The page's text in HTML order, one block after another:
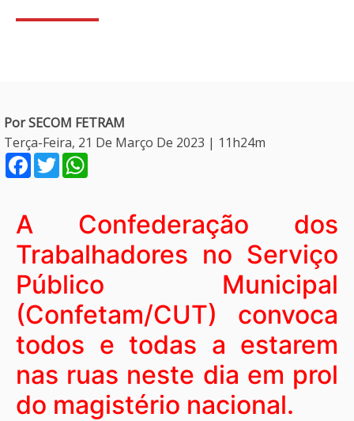
Por SECOM FETRAM
Terça-Feira, 21 De Março De 2023 | 11h24m
Facebook
Twitter
A Confederação dos
Trabalhadores no Serviço
Público Municipal
(Confetam/CUT) convoca
todos e todas a estarem
nas ruas neste dia em prol
do magistério nacional.